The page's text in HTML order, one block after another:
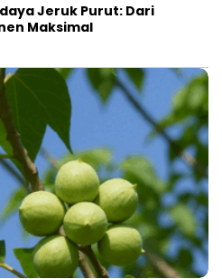
Jeruk Purut: Dari
Maksimal